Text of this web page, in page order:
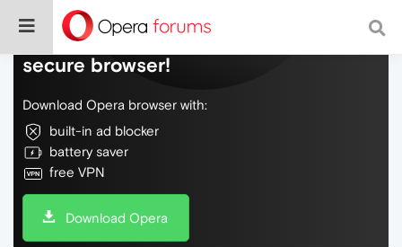
Do more on the web, with a fast and
secure browser!
Download Opera browser with:
built-in ad blocker
battery saver
free VPN
Download Opera